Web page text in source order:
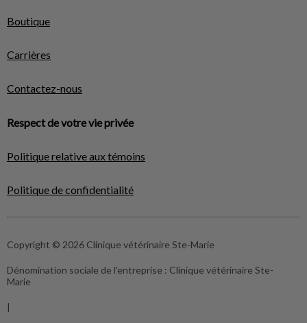
Boutique
Carrières
Contactez-nous
Respect de votre vie privée
Politique relative aux témoins
Politique de confidentialité
Copyright © 2026 Clinique vétérinaire Ste-Marie
Dénomination sociale de l'entreprise : Clinique vétérinaire Ste-
Marie
|